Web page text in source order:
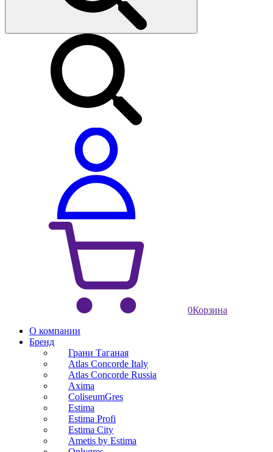
0Корзина
О компании
Бренд
Грани Таганая
Atlas Concorde Italy
Atlas Concorde Russia
Axima
ColiseumGres
Estima
Estima Profi
Estima City
Ametis by Estima